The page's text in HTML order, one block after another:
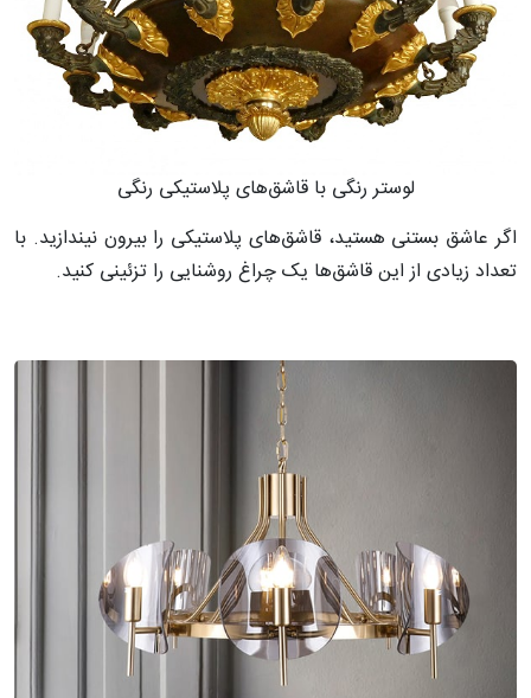
لوستر رنگی با قاشق‌های پلاستیکی رنگی
اگر عاشق بستنی هستید، قاشق‌های پلاستیکی را بیرون نیندازید. با
تعداد زیادی از این قاشق‌ها یک چراغ روشنایی را تزئینی کنید.